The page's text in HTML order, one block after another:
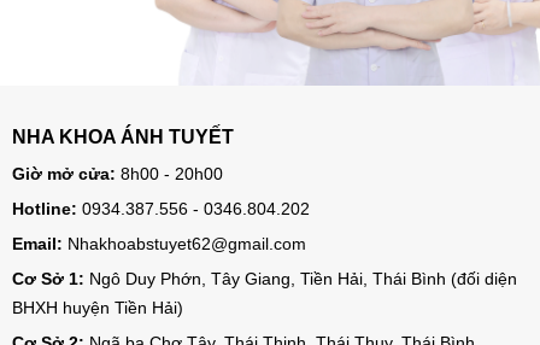
NHA KHOA ÁNH TUYẾT
Giờ mở cửa: 8h00 - 20h00
Hotline: 0934.387.556 - 0346.804.202
Email: Nhakhoabstuyet62@gmail.com
Cơ Sở 1: Ngô Duy Phớn, Tây Giang, Tiền Hải, Thái Bình (đối diện
BHXH huyện Tiền Hải)